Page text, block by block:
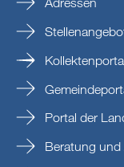
Portal der
Beratung